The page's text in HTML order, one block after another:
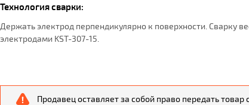
Технология сварки:
Держать электрод перпендикулярно к поверхности. Сварку
электродами KST-307-15.
Продавец оставляет за собой право передать